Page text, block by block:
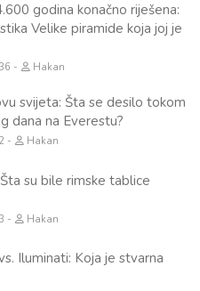
godina konačno riješena:
Velike piramide koja joj je
Hakan
svijeta: Šta se desilo tokom
dana na Everestu?
Hakan
su bile rimske tablice
Hakan
Iluminati: Koja je stvarna